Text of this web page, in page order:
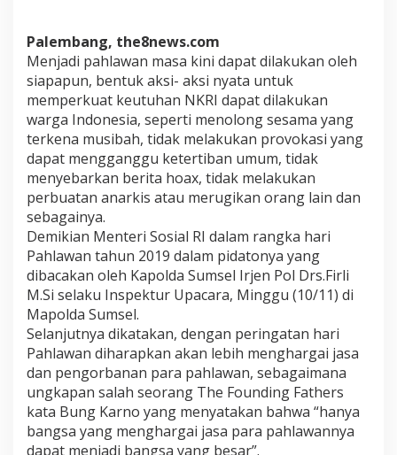
Palembang, the8news.com
Menjadi pahlawan masa kini dapat dilakukan oleh
siapapun, bentuk aksi- aksi nyata untuk
memperkuat keutuhan NKRI dapat dilakukan
warga Indonesia, seperti menolong sesama yang
terkena musibah, tidak melakukan provokasi yang
dapat mengganggu ketertiban umum, tidak
menyebarkan berita hoax, tidak melakukan
perbuatan anarkis atau merugikan orang lain dan
sebagainya.
Demikian Menteri Sosial RI dalam rangka hari
Pahlawan tahun 2019 dalam pidatonya yang
dibacakan oleh Kapolda Sumsel Irjen Pol Drs.Firli
M.Si selaku Inspektur Upacara, Minggu (10/11) di
Mapolda Sumsel.
Selanjutnya dikatakan, dengan peringatan hari
Pahlawan diharapkan akan lebih menghargai jasa
dan pengorbanan para pahlawan, sebagaimana
ungkapan salah seorang The Founding Fathers
kata Bung Karno yang menyatakan bahwa “hanya
bangsa yang menghargai jasa para pahlawannya
dapat menjadi bangsa yang besar”.